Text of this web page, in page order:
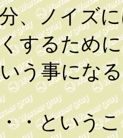
、ノイズ
するため
う事にな
・という